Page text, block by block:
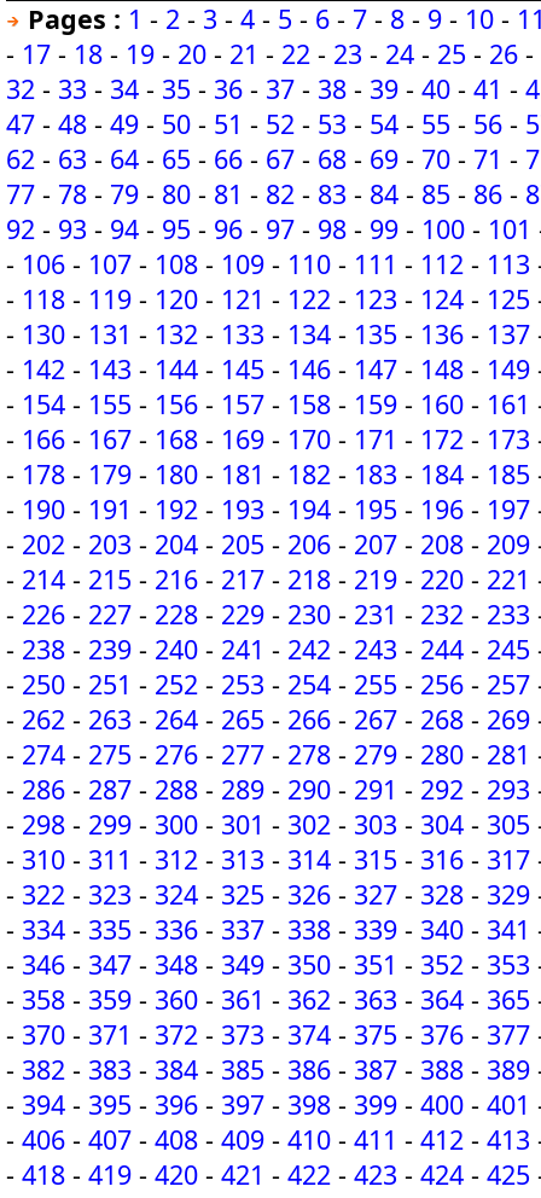
Pages : 1 - 2 - 3 - 4 - 5 - 6 - 7 - 8 - 9 - 10 -
- 17 - 18 - 19 - 20 - 21 - 22 - 23 - 24 - 25 - 26 -
32 - 33 - 34 - 35 - 36 - 37 - 38 - 39 - 40 - 41 -
47 - 48 - 49 - 50 - 51 - 52 - 53 - 54 - 55 - 56 -
62 - 63 - 64 - 65 - 66 - 67 - 68 - 69 - 70 - 71 -
77 - 78 - 79 - 80 - 81 - 82 - 83 - 84 - 85 - 86 -
92 - 93 - 94 - 95 - 96 - 97 - 98 - 99 - 100 - 101
- 106 - 107 - 108 - 109 - 110 - 111 - 112 - 113
- 118 - 119 - 120 - 121 - 122 - 123 - 124 - 125
- 130 - 131 - 132 - 133 - 134 - 135 - 136 - 137
- 142 - 143 - 144 - 145 - 146 - 147 - 148 - 149
- 154 - 155 - 156 - 157 - 158 - 159 - 160 - 161
- 166 - 167 - 168 - 169 - 170 - 171 - 172 - 173
- 178 - 179 - 180 - 181 - 182 - 183 - 184 - 185
- 190 - 191 - 192 - 193 - 194 - 195 - 196 - 197
- 202 - 203 - 204 - 205 - 206 - 207 - 208 - 209
- 214 - 215 - 216 - 217 - 218 - 219 - 220 - 221
- 226 - 227 - 228 - 229 - 230 - 231 - 232 - 233
- 238 - 239 - 240 - 241 - 242 - 243 - 244 - 245
- 250 - 251 - 252 - 253 - 254 - 255 - 256 - 257
- 262 - 263 - 264 - 265 - 266 - 267 - 268 - 269
- 274 - 275 - 276 - 277 - 278 - 279 - 280 - 281
- 286 - 287 - 288 - 289 - 290 - 291 - 292 - 293
- 298 - 299 - 300 - 301 - 302 - 303 - 304 - 305
- 310 - 311 - 312 - 313 - 314 - 315 - 316 - 317
- 322 - 323 - 324 - 325 - 326 - 327 - 328 - 329
- 334 - 335 - 336 - 337 - 338 - 339 - 340 - 341
- 346 - 347 - 348 - 349 - 350 - 351 - 352 - 353
- 358 - 359 - 360 - 361 - 362 - 363 - 364 - 365
- 370 - 371 - 372 - 373 - 374 - 375 - 376 - 377
- 382 - 383 - 384 - 385 - 386 - 387 - 388 - 389
- 394 - 395 - 396 - 397 - 398 - 399 - 400 - 401
- 406 - 407 - 408 - 409 - 410 - 411 - 412 - 413
- 418 - 419 - 420 - 421 - 422 - 423 - 424 - 425